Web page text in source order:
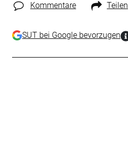
Kommentare Teilen
SUT bei Google bevorzugen